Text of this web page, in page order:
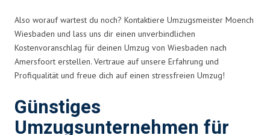
Also worauf wartest du noch? Kontaktiere Umzugsmeister Moench
Wiesbaden und lass uns dir einen unverbindlichen
Kostenvoranschlag für deinen Umzug von Wiesbaden nach
Amersfoort erstellen. Vertraue auf unsere Erfahrung und
Profiqualität und freue dich auf einen stressfreien Umzug!
Günstiges
Umzugsunternehmen für